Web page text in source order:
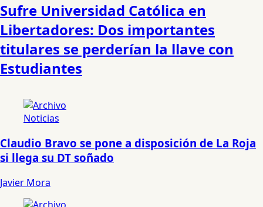
Sufre Universidad Católica en
Libertadores: Dos importantes
titulares se perderían la llave con
Estudiantes
Noticias
Claudio Bravo se pone a disposición de La Roja
si llega su DT soñado
Javier Mora